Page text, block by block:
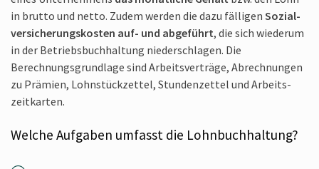
in brutto und netto. Zudem werden die dazu fälligen Sozial­
versicherungs­kosten auf- und abgeführt, die sich wiederum
in der Betriebs­buchhaltung nieder­schlagen. Die
Berechnungs­grundlage sind Arbeits­verträge, Abrech­nungen
zu Prämien, Lohnstück­zettel, Stunden­zettel und Arbeits­
zeitkarten.
Welche Aufgaben umfasst die Lohnbuch­haltung?